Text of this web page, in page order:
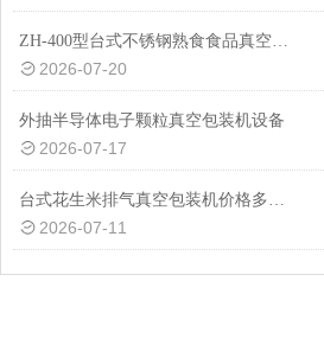
ZH-400型台式不锈钢熟食食品真空包装机设备
2026-07-20
外抽半导体电子颗粒真空包装机设备
2026-07-17
台式花生米排气真空包装机价格多少钱
2026-07-11